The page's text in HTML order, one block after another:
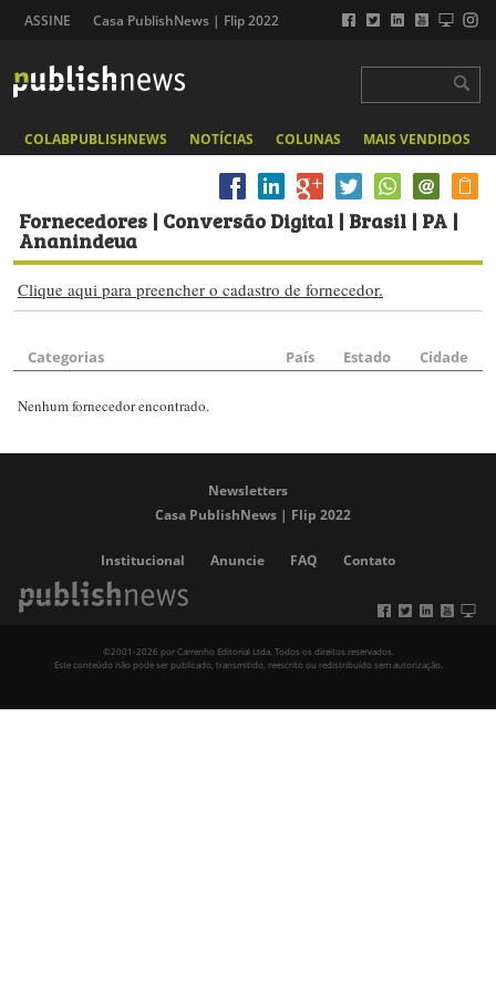
ASSINE Casa PublishNews | Flip 2022
COLABPUBLISHNEWS NOTÍCIAS COLUNAS MAIS VENDIDOS
Fornecedores | Conversão Digital | Brasil | PA |
Ananindeua
Clique aqui para preencher o cadastro de fornecedor.
Categorias País Estado Cidade
Nenhum fornecedor encontrado.
Newsletters
Casa PublishNews | Flip 2022
Institucional Anuncie FAQ Contato
©2001-2026 por Carrenho Editorial Ltda. Todos os direitos reservados.
Este conteúdo não pode ser publicado, transmitido, reescrito ou redistribuído sem autorização.